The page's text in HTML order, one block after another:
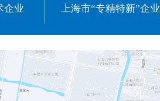
企业 上海市“专精特新”企业